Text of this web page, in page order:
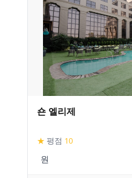
숀 엘리제
★ 평점 10